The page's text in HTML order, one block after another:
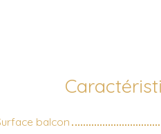
balcon